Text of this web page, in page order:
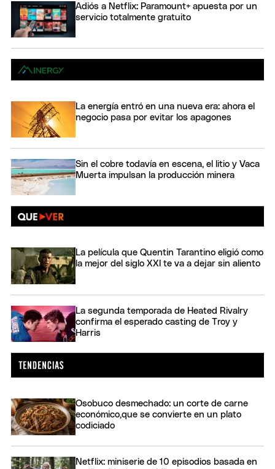
Adiós a Netflix: Paramount+ apuesta por un
servicio totalmente gratuito
La energía entró en una nueva era: ahora el
negocio pasa por evitar los apagones
Sin el cobre todavía en escena, el litio y Vaca
Muerta impulsan la producción minera
La película que Quentin Tarantino eligió como
la mejor del siglo XXI te va a dejar sin aliento
La segunda temporada de Heated Rivalry
confirma el esperado casting de Troy y
Harris
Osobuco desmechado: un corte de carne
económico,que se convierte en un plato
codiciado
Netflix: miniserie de 10 episodios basada en